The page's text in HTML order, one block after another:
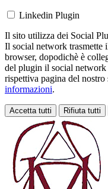
Linkedin Plugin
Il sito utilizza dei Social
Il social network trasmette
browser, dopodichè è
del plugin il social
rispettiva pagina del nostro
informazioni.
Accetta tutti Rifiuta tutti
Loading...